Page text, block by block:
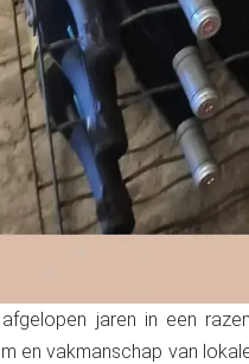
jaren in een
en vakmanschap van